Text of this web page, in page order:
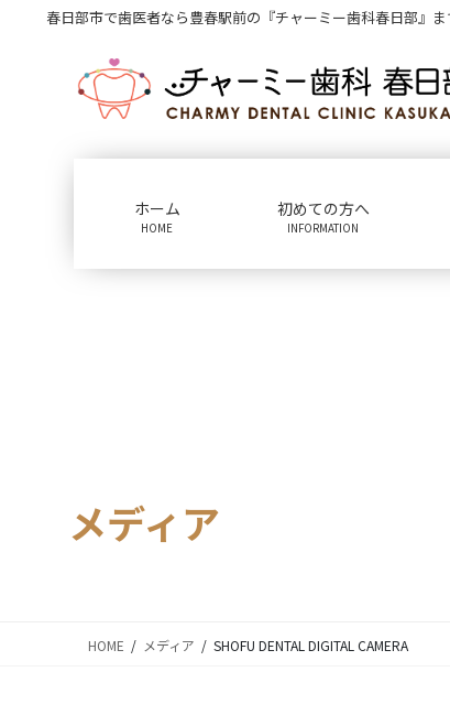
春日部市で歯医者なら豊春駅前の『チャーミー歯科春日部』ま
ホーム
HOME
初めての方へ
INFORMATION
メディア
HOME メディア SHOFU DENTAL DIGITAL CAMERA